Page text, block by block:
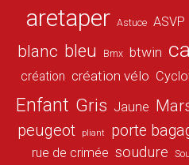
aretaper Astuce ASVP
blanc bleu Bmx btwin
création création vélo
Enfant Gris Jaune
peugeot pliant porte
rue de crimée soudure